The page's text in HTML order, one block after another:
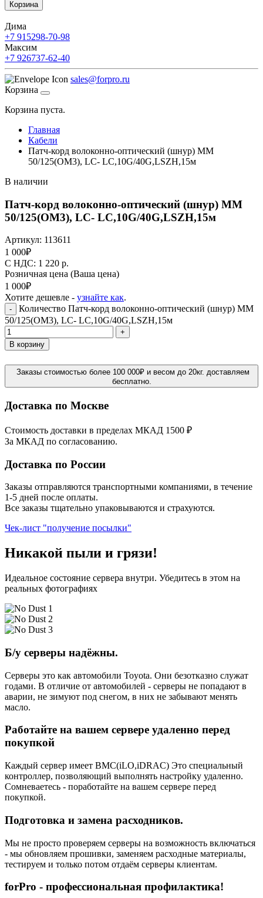
Корзина
Дима
+7 915298-70-98
Максим
+7 926737-62-40
sales@forpro.ru
Корзина
Корзина пуста.
Главная
Кабели
Патч-корд волоконно-оптический (шнур) MM
50/125(OM3), LC- LC,10G/40G,LSZH,15м
В наличии
Патч-корд волоконно-оптический (шнур) MM
50/125(OM3), LC- LC,10G/40G,LSZH,15м
Артикул: 113611
1 000₽
C НДС: 1 220 р.
Розничная цена (Ваша цена)
1 000₽
Хотите дешевле - узнайте как.
-
Количество Патч-корд волоконно-оптический (шнур) MM
50/125(OM3), LC- LC,10G/40G,LSZH,15м
+
В корзину
Заказы стоимостью более 100 000₽ и весом до 20кг. доставляем
бесплатно.
Доставка по Москве
Стоимость доставки в пределах МКАД 1500 ₽
За МКАД по согласованию.
Доставка по России
Заказы отправляются транспортными компаниями, в течение
1-5 дней после оплаты.
Все заказы тщательно упаковываются и страхуются.
Чек-лист "получение посылки"
Никакой пыли и грязи!
Идеальное состояние сервера внутри. Убедитесь в этом на
реальных фотографиях
Б/у серверы надёжны.
Серверы это как автомобили Toyota. Они безотказно служат
годами. В отличие от автомобилей - серверы не попадают в
аварии, не зимуют под снегом, в них не забывают менять
масло.
Работайте на вашем сервере удаленно перед
покупкой
Каждый сервер имеет BMC(iLO,iDRAC) Это специальный
контроллер, позволяющий выполнять настройку удаленно.
Сомневаетесь - поработайте на вашем сервере перед
покупкой.
Подготовка и замена расходников.
Мы не просто проверяем серверы на возможность включаться
- мы обновляем прошивки, заменяем расходные материалы,
тестируем и только потом отдаём серверы клиентам.
forPro - профессиональная профилактика!